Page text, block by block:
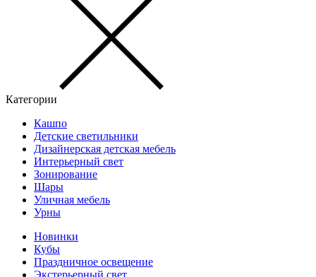
Категории
Кашпо
Детские светильники
Дизайнерская детская мебель
Интерьерный свет
Зонирование
Шары
Уличная мебель
Урны
Новинки
Кубы
Праздничное освещение
Экстерьерный свет